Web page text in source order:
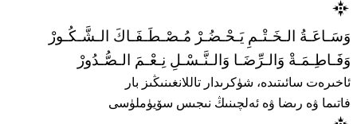
وَسَـاعَـةُ الـخَـتْـمِ يَـحْـضُـرْ مُـصْـطَـفَـاكَ الـشَّـكُـورْ
وَفَـاطِـمَـةْ وَالـرِّضَـا وَالـنَّـسْـلِ نِـعْـمَ الـصُّـدُورْ
ئاخىرەت سائىتىدە، شۈكرىدار تاللانغىنىڭىز بار
فاتىما ۋە رىضا ۋە ئەلچىنىڭ نىجىس سۆيۈملۈسى